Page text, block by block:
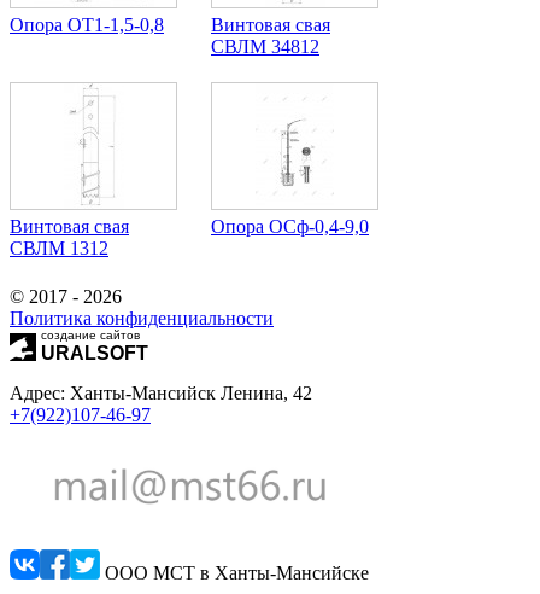
Опора ОТ1-1,5-0,8
Винтовая свая
СВЛМ 34812
Винтовая свая
СВЛМ 1312
Опора ОСф-0,4-9,0
© 2017 - 2026
Политика конфиденциальности
создание сайтов
URALSOFT
Адрес: Ханты-Мансийск Ленина, 42
+7(922)107-46-97
ООО МСТ в Ханты-Мансийске